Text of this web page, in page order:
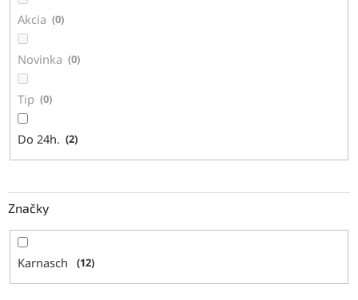
Akcia 0
Novinka 0
Tip 0
Do 24h. 2
Značky
Karnasch 12